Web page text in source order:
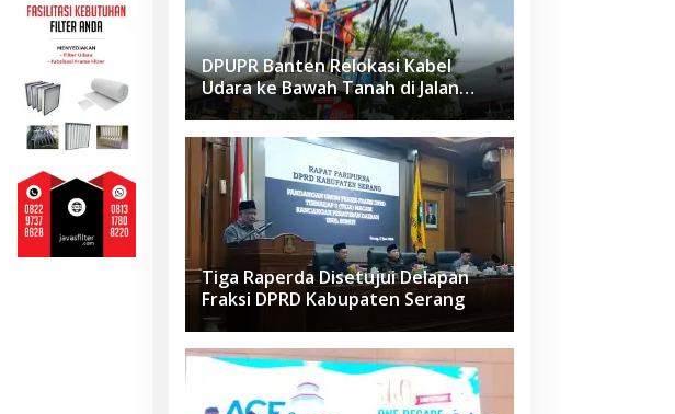
DPUPR Banten Relokasi Kabel
Udara ke Bawah Tanah di Jalan
Raden Fatah Ciledug
Tiga Raperda Disetujui Delapan
Fraksi DPRD Kabupaten Serang